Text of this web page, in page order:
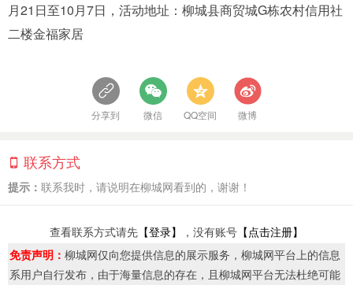
月21日至10月7日，活动地址：柳城县商贸城G栋农村信用社
二楼金福家居
分享到 微信 QQ空间 微博
联系方式
提示： 联系我时，请说明在柳城网看到的，谢谢！
查看联系方式请先 【登录】 ，没有账号 【点击注册】
免责声明： 柳城网仅向您提供信息的展示服务，柳城网平台上的信息
系用户自行发布，由于海量信息的存在，且柳城网平台无法杜绝可能